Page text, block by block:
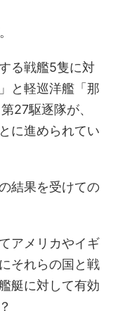
る戦艦5隻に対
と軽巡洋艦「那
27駆逐隊が、
に進められてい
結果を受けての
アメリカやイギ
それらの国と戦
艇に対して有効